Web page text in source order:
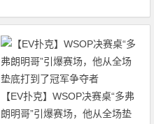
【EV扑克】WSOP决赛桌“多弗
朗明哥”引爆赛场，他从全场垫